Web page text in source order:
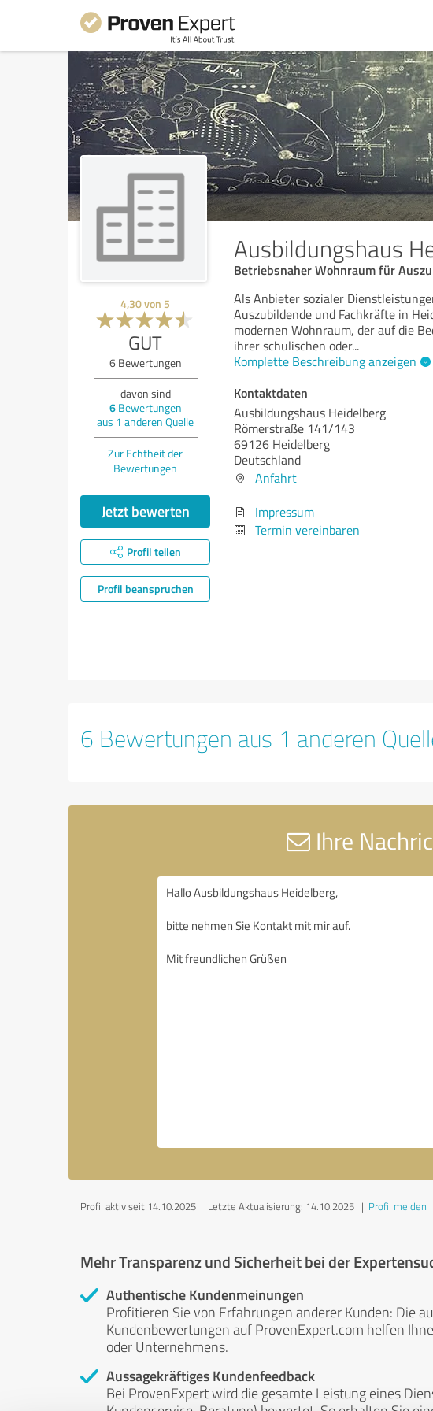
Ausbildungshaus
Betriebsnaher Wohnraum für
4,30von 5
GUT
6Bewertungen
davon sind
6Bewertungen
aus 1 anderen Quelle
Zur Echtheit der
Bewertungen
Jetzt bewerten
Profil teilen
Profil beanspruchen
Als Anbieter sozialer
Auszubildende und Fachkräfte in
modernen Wohnraum, der auf die
ihrer schulischen oder...
Komplette Beschreibung anzeigen
Kontaktdaten
Ausbildungshaus Heidelberg
Römerstraße 141/143
69126 Heidelberg
Deutschland
Anfahrt
Impressum
Termin vereinbaren
6 Bewertungen aus 1 anderen
Ihre
Profil aktiv seit 14.10.2025 | Letzte Aktualisierung: 14.10.2025 | Profil melden
Mehr Transparenz und Sicherheit bei der
Authentische Kundenmeinungen
Profitieren Sie von Erfahrungen anderer Kunden: Die
Kundenbewertungen auf ProvenExpert.com helfen
oder Unternehmens.
Aussagekräftiges Kundenfeedback
Bei ProvenExpert wird die gesamte Leistung eines